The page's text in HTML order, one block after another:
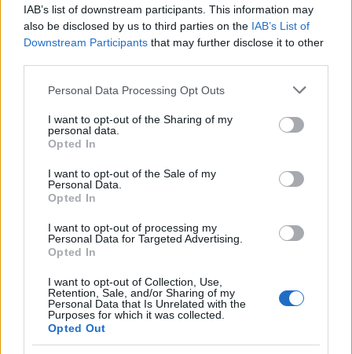
IAB’s list of downstream participants. This information may
also be disclosed by us to third parties on the IAB’s List of
Downstream Participants that may further disclose it to other
Please note that this website/app uses one or more Google
not limited to your visit or usage behaviour. You may click to
grant or deny consent to Google and its third-party tags to
use your data for below specified purposes in below Google
consent section.
Personal Data Processing Opt Outs
I want to opt-out of the Sharing of my
personal data.
Opted In
I want to opt-out of the Sale of my
Personal Data.
Opted In
I want to opt-out of processing my
Personal Data for Targeted Advertising.
Opted In
I want to opt-out of Collection, Use,
Retention, Sale, and/or Sharing of my
Personal Data that Is Unrelated with the
Purposes for which it was collected.
Opted Out
Parno Graszt. Fotó: Gyetvai Gergely.
Parkban, a parkos lemezbemutatójukat pedig
produkciójának járó Artisjus-díjjaltüntették ki.
Most azonban egy újabb mérföldkőhöz érkeztek:
január 31-én egy egész arénányi embernek mutatják